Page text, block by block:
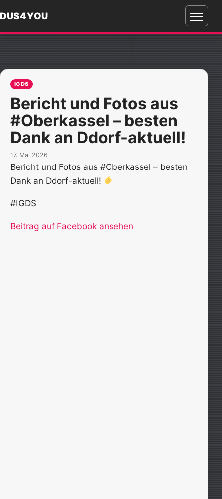
DUS4YOU
Menü
IGDS
Bericht und Fotos aus
#Oberkassel – besten
Dank an Ddorf-aktuell!
17. Mai 2026
Bericht und Fotos aus #Oberkassel – besten
Dank an Ddorf-aktuell!
#IGDS
Beitrag auf Facebook ansehen